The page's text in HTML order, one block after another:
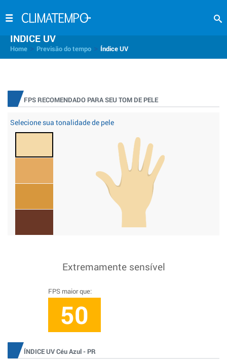
INDICE UV
Home Previsão do tempo Índice UV
FPS RECOMENDADO PARA SEU TOM DE PELE
Selecione sua tonalidade de pele
Extremamente sensível
FPS maior que:
50
ÍNDICE UV Céu Azul - PR